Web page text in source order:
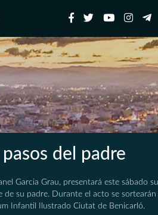
del padre
Garcia Grau, presentará este sábado su
su padre. Durante el acto se sortearán
Infantil Ilustrado Ciutat de Benicarló.